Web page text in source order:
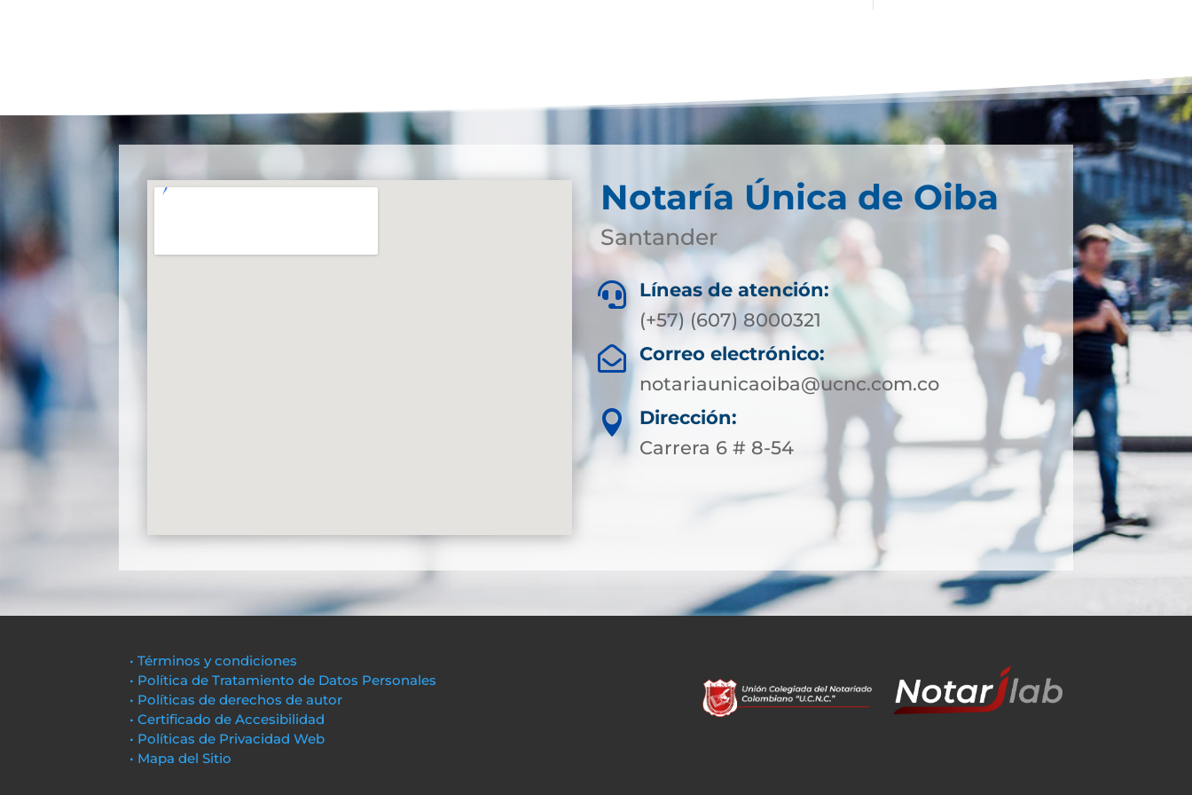
Notaría Única de Oiba
Santander

Líneas de atención:
(+57) (607) 8000321
 Correo electrónico:
notariaunicaoiba@ucnc.com.co

Dirección:
Carrera 6 # 8-54
• Términos y condiciones
• Política de Tratamiento de Datos Personales
• Políticas de derechos de autor
• Certificado de Accesibilidad
• Políticas de Privacidad Web
• Mapa del Sitio